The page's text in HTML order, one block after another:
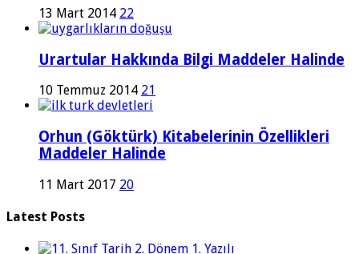
13 Mart 2014 22
Urartular Hakkında Bilgi Maddeler Halinde
10 Temmuz 2014 21
Orhun (Göktürk) Kitabelerinin Özellikleri
Maddeler Halinde
11 Mart 2017 20
Latest Posts